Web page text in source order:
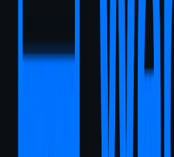
699€
podobný web?
Zaujal vás tento projekt? Radi
ktoré posunie váš biznis vpred.
Nezáväzná komunikácia